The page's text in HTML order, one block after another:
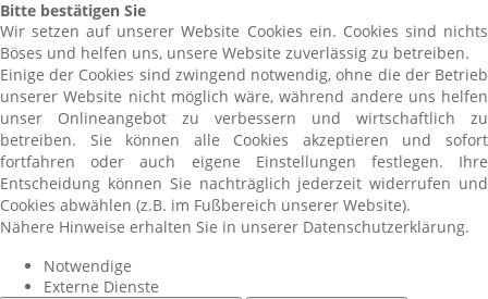
Bitte bestätigen Sie
Wir setzen auf unserer Website Cookies ein. Cookies sind nichts
Böses und helfen uns, unsere Website zuverlässig zu betreiben.
Einige der Cookies sind zwingend notwendig, ohne die der Betrieb
unserer Website nicht möglich wäre, während andere uns helfen
unser Onlineangebot zu verbessern und wirtschaftlich zu
betreiben. Sie können alle Cookies akzeptieren und sofort
fortfahren oder auch eigene Einstellungen festlegen. Ihre
Entscheidung können Sie nachträglich jederzeit widerrufen und
Cookies abwählen (z.B. im Fußbereich unserer Website).
Nähere Hinweise erhalten Sie in unserer Datenschutzerklärung.
Notwendige
Externe Dienste